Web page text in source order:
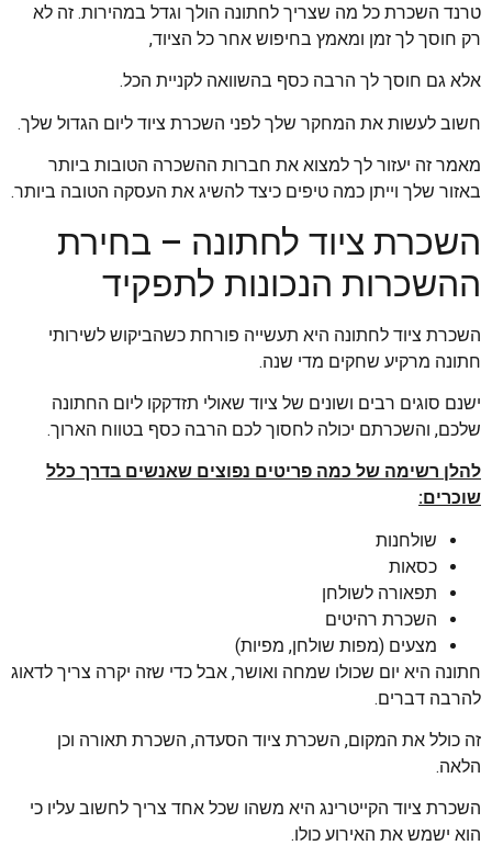
טרנד השכרת כל מה שצריך לחתונה הולך וגדל במהירות. זה לא
רק חוסך לך זמן ומאמץ בחיפוש אחר כל הציוד,
אלא גם חוסך לך הרבה כסף בהשוואה לקניית הכל.
חשוב לעשות את המחקר שלך לפני השכרת ציוד ליום הגדול שלך.
מאמר זה יעזור לך למצוא את חברות ההשכרה הטובות ביותר
באזור שלך וייתן כמה טיפים כיצד להשיג את העסקה הטובה ביותר.
השכרת ציוד לחתונה – בחירת
ההשכרות הנכונות לתפקיד
השכרת ציוד לחתונה היא תעשייה פורחת כשהביקוש לשירותי
חתונה מרקיע שחקים מדי שנה.
ישנם סוגים רבים ושונים של ציוד שאולי תזדקקו ליום החתונה
שלכם, והשכרתם יכולה לחסוך לכם הרבה כסף בטווח הארוך.
להלן רשימה של כמה פריטים נפוצים שאנשים בדרך כלל
שוכרים:
שולחנות
כסאות
תפאורה לשולחן
השכרת רהיטים
מצעים (מפות שולחן, מפיות)
חתונה היא יום שכולו שמחה ואושר, אבל כדי שזה יקרה צריך לדאוג
להרבה דברים.
זה כולל את המקום, השכרת ציוד הסעדה, השכרת תאורה וכן
הלאה.
השכרת ציוד הקייטרינג היא משהו שכל אחד צריך לחשוב עליו כי
הוא ישמש את האירוע כולו.